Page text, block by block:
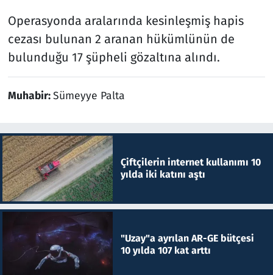
Operasyonda aralarında kesinleşmiş hapis
cezası bulunan 2 aranan hükümlünün de
bulunduğu 17 şüpheli gözaltına alındı.
Muhabir:Sümeyye Palta
Çiftçilerin internet kullanımı 10
yılda iki katını aştı
"Uzay"a ayrılan AR-GE bütçesi
10 yılda 107 kat arttı